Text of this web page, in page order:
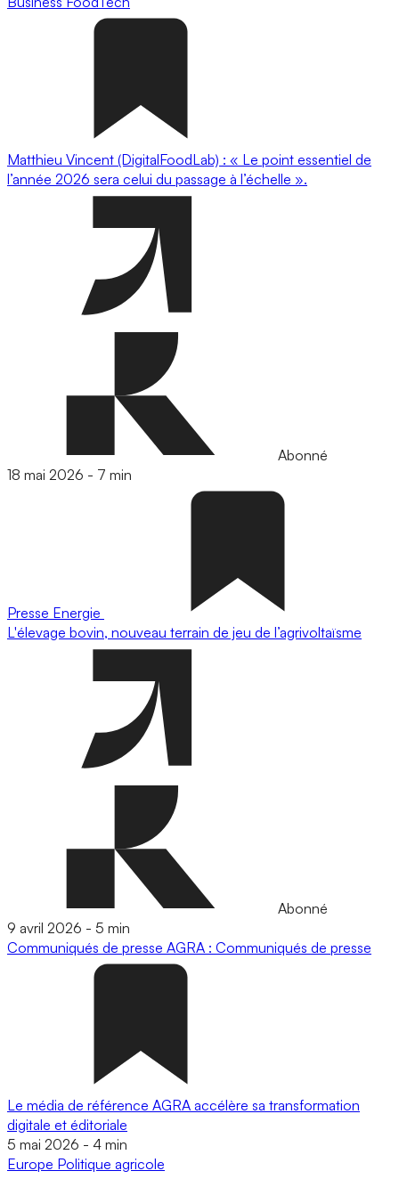
Matthieu Vincent (DigitalFoodLab) : « Le point essentiel de
l’année 2026 sera celui du passage à l’échelle ».
Abonné
18 mai 2026 - 7 min
Presse Energie
L'élevage bovin, nouveau terrain de jeu de l’agrivoltaïsme
Abonné
9 avril 2026 - 5 min
Communiqués de presse AGRA : Communiqués de presse
Le média de référence AGRA accélère sa transformation
digitale et éditoriale
5 mai 2026 - 4 min
Europe Politique agricole